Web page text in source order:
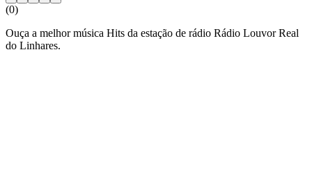
(0)
Ouça a melhor música Hits da estação de rádio Rádio Louvor Real
do Linhares.